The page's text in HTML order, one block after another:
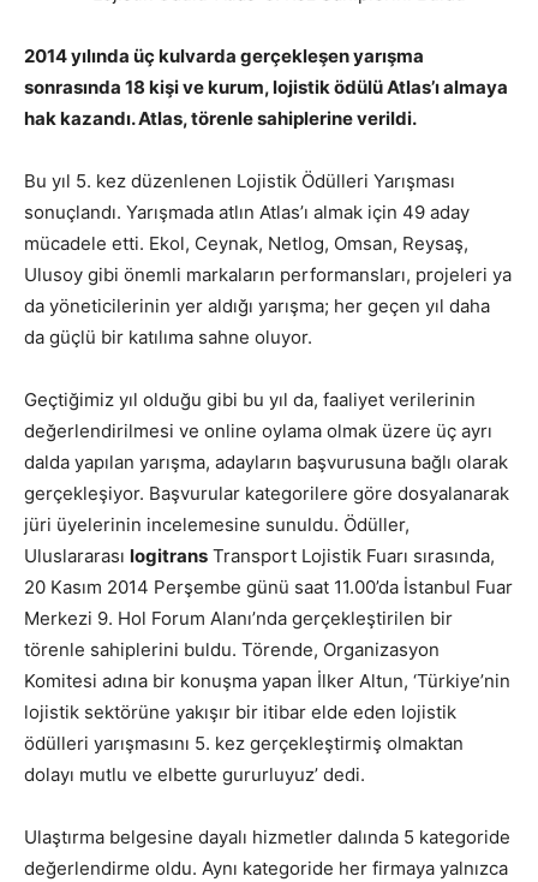
2014 yılında üç kulvarda gerçekleşen yarışma
sonrasında 18 kişi ve kurum, lojistik ödülü Atlas’ı almaya
hak kazandı. Atlas, törenle sahiplerine verildi.
Bu yıl 5. kez düzenlenen Lojistik Ödülleri Yarışması
sonuçlandı. Yarışmada atlın Atlas’ı almak için 49 aday
mücadele etti. Ekol, Ceynak, Netlog, Omsan, Reysaş,
Ulusoy gibi önemli markaların performansları, projeleri ya
da yöneticilerinin yer aldığı yarışma; her geçen yıl daha
da güçlü bir katılıma sahne oluyor.
Geçtiğimiz yıl olduğu gibi bu yıl da, faaliyet verilerinin
değerlendirilmesi ve online oylama olmak üzere üç ayrı
dalda yapılan yarışma, adayların başvurusuna bağlı olarak
gerçekleşiyor. Başvurular kategorilere göre dosyalanarak
jüri üyelerinin incelemesine sunuldu. Ödüller,
Uluslararası logitrans Transport Lojistik Fuarı sırasında,
20 Kasım 2014 Perşembe günü saat 11.00’da İstanbul Fuar
Merkezi 9. Hol Forum Alanı’nda gerçekleştirilen bir
törenle sahiplerini buldu. Törende, Organizasyon
Komitesi adına bir konuşma yapan İlker Altun, ‘Türkiye’nin
lojistik sektörüne yakışır bir itibar elde eden lojistik
ödülleri yarışmasını 5. kez gerçekleştirmiş olmaktan
dolayı mutlu ve elbette gururluyuz’ dedi.
Ulaştırma belgesine dayalı hizmetler dalında 5 kategoride
değerlendirme oldu. Aynı kategoride her firmaya yalnızca